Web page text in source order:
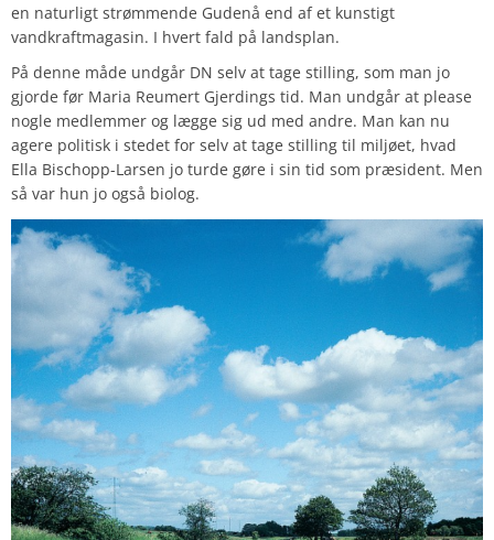
en naturligt strømmende Gudenå end af et kunstigt
vandkraftmagasin. I hvert fald på landsplan.
På denne måde undgår DN selv at tage stilling, som man jo
gjorde før Maria Reumert Gjerdings tid. Man undgår at please
nogle medlemmer og lægge sig ud med andre. Man kan nu
agere politisk i stedet for selv at tage stilling til miljøet, hvad
Ella Bischopp-Larsen jo turde gøre i sin tid som præsident. Men
så var hun jo også biolog.